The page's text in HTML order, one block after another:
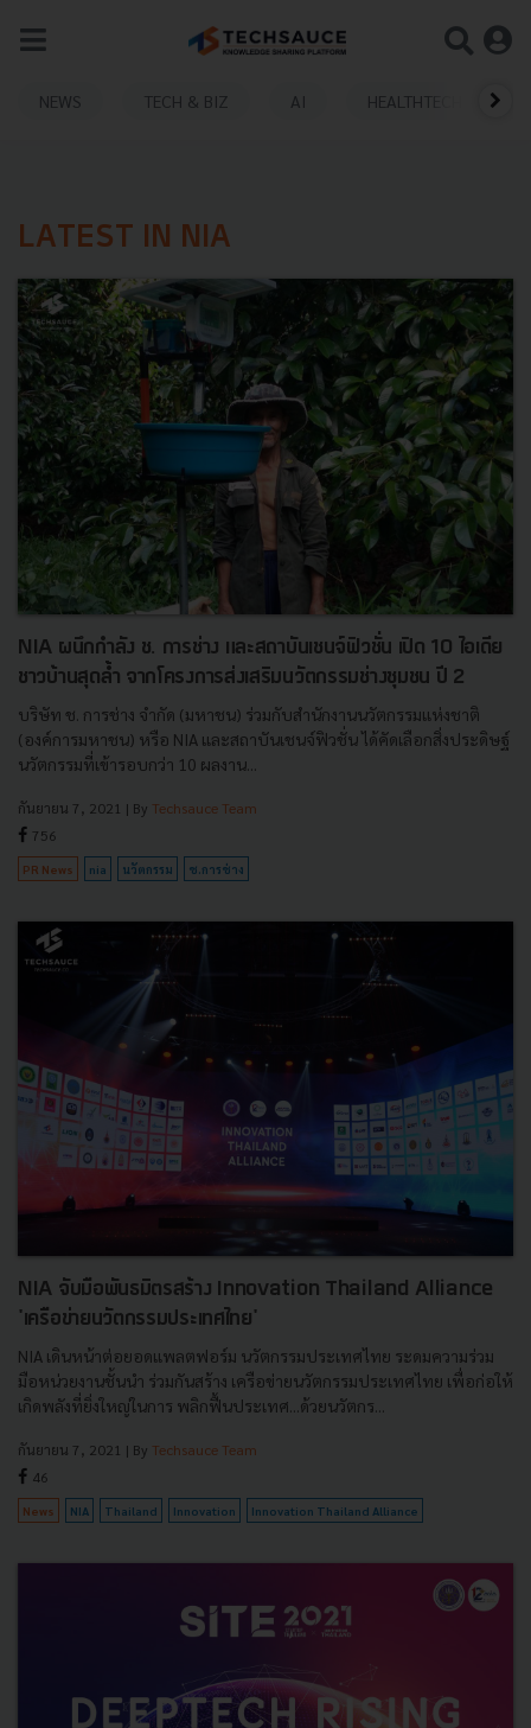
NEWS TECH & BIZ AI HEALTHTECH
LATEST IN NIA
NIA ผนึกกำลัง ช. การช่าง และสถาบันเชนจ์ฟิวชั่น เปิด 10 ไอเดีย
ชาวบ้านสุดล้ำ จากโครงการส่งเสริมนวัตกรรมช่างชุมชน ปี 2
บริษัท ช. การช่าง จำกัด (มหาชน) ร่วมกับสำนักงานนวัตกรรมแห่งชาติ
(องค์การมหาชน) หรือ NIA และสถาบันเชนจ์ฟิวชั่น ได้คัดเลือกสิ่งประดิษฐ์
นวัตกรรมที่เข้ารอบกว่า 10 ผลงาน...
กันยายน 7, 2021 | By Techsauce Team
756
PR News nia นวัตกรรม ช.การช่าง
NIA จับมือพันธมิตรสร้าง Innovation Thailand Alliance
'เครือข่ายนวัตกรรมประเทศไทย'
NIA เดินหน้าต่อยอดแพลตฟอร์ม นวัตกรรมประเทศไทย ระดมความร่วม
มือหน่วยงานชั้นนำ ร่วมกันสร้าง เครือข่ายนวัตกรรมประเทศไทย เพื่อก่อให้
เกิดพลังที่ยิ่งใหญ่ในการ พลิกฟื้นประเทศ...ด้วยนวัตกร...
กันยายน 7, 2021 | By Techsauce Team
46
News NIA Thailand Innovation Innovation Thailand Alliance